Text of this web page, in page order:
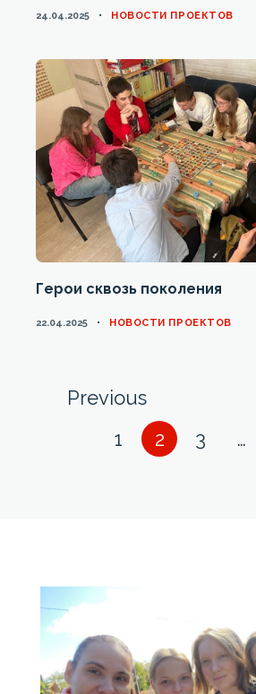
24.04.2025 CATEGORIES
НОВОСТИ ПРОЕКТОВ
Герои сквозь поколения
22.04.2025 CATEGORIES
НОВОСТИ ПРОЕКТОВ
PreviousPage
Page
1 Page
2 Page
3 …